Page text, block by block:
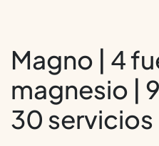
Magno | 4
magnesio |
30 servicios